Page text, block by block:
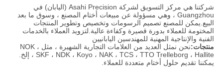
شركتنا هي مركز التسويق لشركة Asahi Precision (اليابان) في
Guangzhou ، وهي مسؤولة عن مبيعات أختام المصنع ، وسوق ما بعد
البيع.يمكن للمصنع تصميم الرسومات وتخصيص وتطوير المنتجات
المختومة للعملاء بدورة قصيرة وكفاءة عالية.لتزويد العملاء بالخدمات
الفنية والإنتاجية المهنية للمهندسين اليابانيين
منتجات:
نحن نمثل العديد من العلامات التجارية الشهيرة ، مثل NOK ،
SKF ، NDK ، Koyo ، NAK ، TCS ، TTO Trelleborg ، Hallite ، إلخ.
يمكننا تقديم حلول أختام متعددة للعملاء.